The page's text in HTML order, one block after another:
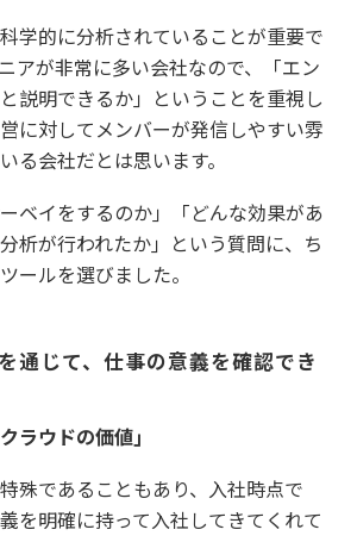
学的に分析されていることが重要で
アが非常に多い会社なので、「エン
説明できるか」ということを重視し
に対してメンバーが発信しやすい雰
る会社だとは思います。
ベイをするのか」「どんな効果があ
析が行われたか」という質問に、ち
ールを選びました。
通じて、仕事の意義を確認でき
ラウドの価値」
殊であることもあり、入社時点で
を明確に持って入社してきてくれて